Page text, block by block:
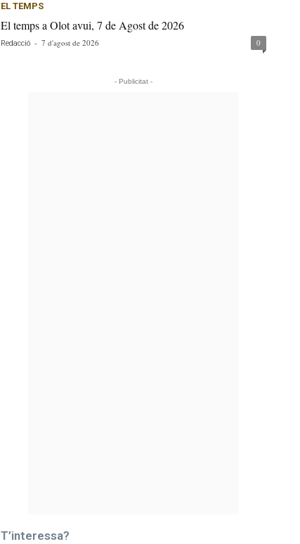
EL TEMPS
El temps a Olot avui, 7 de Agost de 2026
Redacció - 7 d'agost de 2026 0
- Publicitat -
T’interessa?